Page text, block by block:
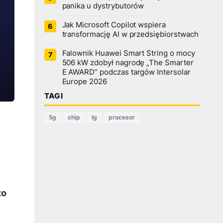
panika u dystrybutorów
Jak Microsoft Copilot wspiera
transformację AI w przedsiębiorstwach
Falownik Huawei Smart String o mocy
506 kW zdobył nagrodę „The Smarter
E AWARD” podczas targów Intersolar
Europe 2026
TAGI
5g chip lg procesor